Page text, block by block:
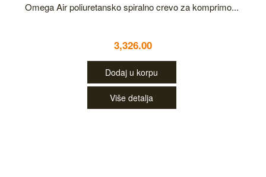
Omega Air poliuretansko spiralno crevo za komprimo...
3,326.00
Dodaj u korpu
Više detalja